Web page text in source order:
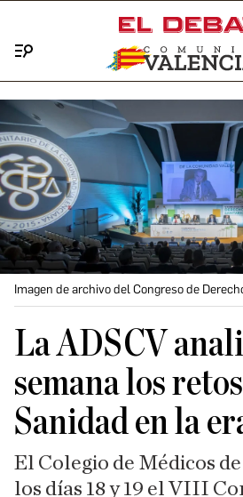
Imagen de archivo del Congreso de
La ADSCV
semana los
Sanidad en la
El Colegio de Médicos
los días 18 y 19 el VIII